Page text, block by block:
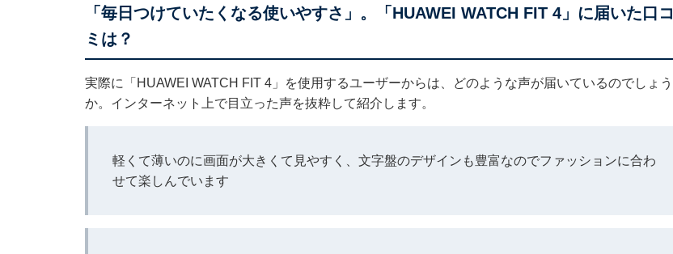
「毎日つけていたくなる使いやすさ」。「HUAWEI WATCH FIT 4」に届いた口コ
ミは？
実際に「HUAWEI WATCH FIT 4」を使用するユーザーからは、どのような声が届いているのでしょう
か。インターネット上で目立った声を抜粋して紹介します。
軽くて薄いのに画面が大きくて見やすく、文字盤のデザインも豊富なのでファッションに合わ
せて楽しんでいます